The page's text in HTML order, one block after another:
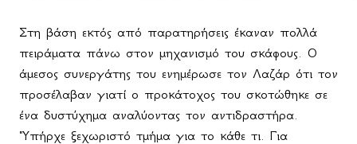
Στη βάση εκτός από παρατηρήσεις έκαναν πολλά
πειράματα πάνω στον μηχανισμό του σκάφους. Ο
άμεσος συνεργάτης του ενημέρωσε τον Λαζάρ ότι τον
προσέλαβαν γιατί ο προκάτοχος του σκοτώθηκε σε
ένα δυστύχημα αναλύοντας τον αντιδραστήρα.
"Υπήρχε ξεχωριστό τμήμα για το κάθε τι. Για